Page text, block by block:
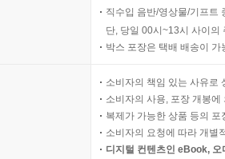
직수입 음반/영상물/기프트
단, 당일 00시~13시 사이의
박스 포장은 택배 배송이
소비자의 책임 있는 사유로
소비자의 사용, 포장 개봉
복제가 가능한 상품 등의
소비자의 요청에 따라 개별
디지털 컨텐츠인 eBook,